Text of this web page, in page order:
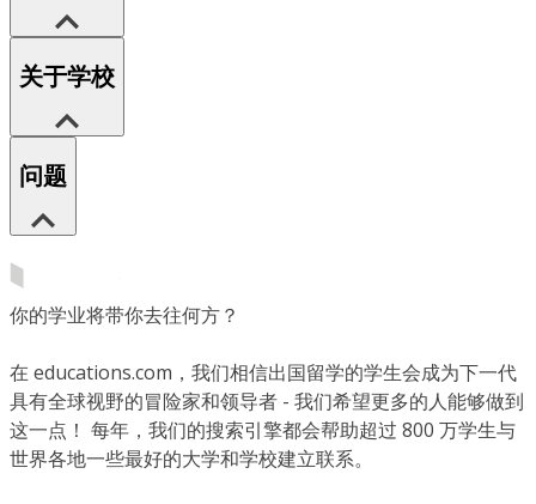
关于学校
问题
你的学业将带你去往何方？
在 educations.com，我们相信出国留学的学生会成为下一代
具有全球视野的冒险家和领导者 - 我们希望更多的人能够做到
这一点！ 每年，我们的搜索引擎都会帮助超过 800 万学生与
世界各地一些最好的大学和学校建立联系。